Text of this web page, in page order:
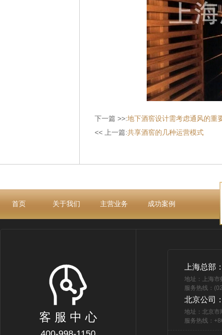
下一篇 >>:地下酒窖设计需考虑通风的重
<< 上一篇:共享酒窖的几种运营模式
首页 关于我们 主营业务 成功案例
客 服 中 心
上海总部
地址：上海
服务热线：
北京公司
地址：北京市
服务热线：